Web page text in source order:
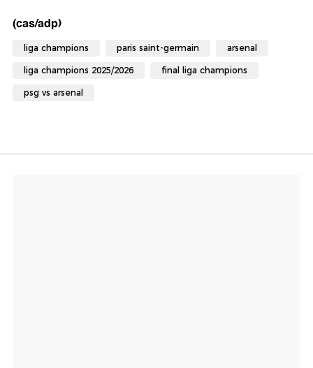
(cas/adp)
liga champions paris saint-germain arsenal
liga champions 2025/2026 final liga champions
psg vs arsenal